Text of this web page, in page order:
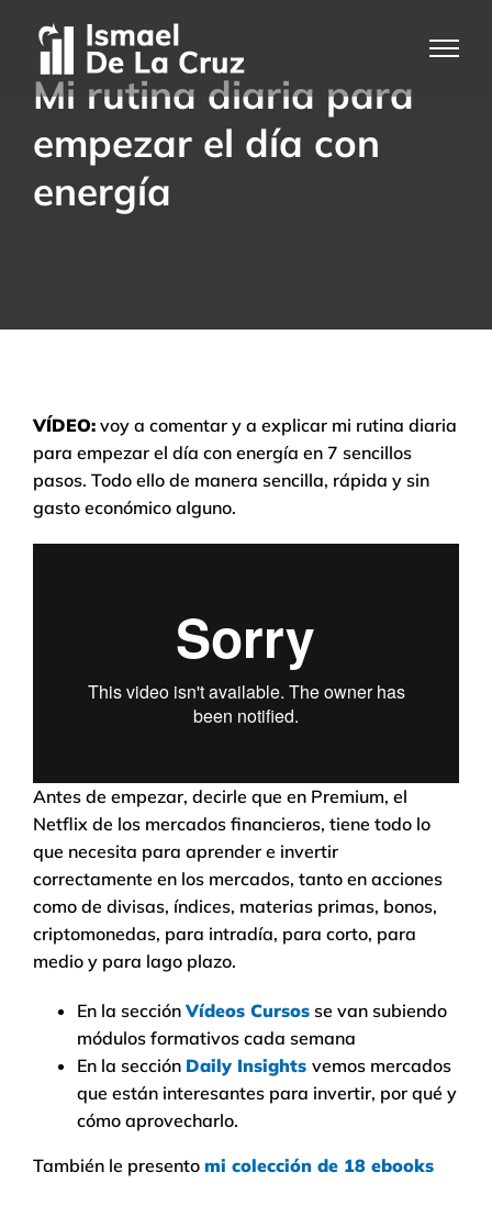
Mi rutina diaria para
empezar el día con
energía
VÍDEO: voy a comentar y a explicar mi rutina diaria
para empezar el día con energía en 7 sencillos
pasos. Todo ello de manera sencilla, rápida y sin
gasto económico alguno.
Antes de empezar, decirle que en Premium, el
Netflix de los mercados financieros, tiene todo lo
que necesita para aprender e invertir
correctamente en los mercados, tanto en acciones
como de divisas, índices, materias primas, bonos,
criptomonedas, para intradía, para corto, para
medio y para lago plazo.
En la sección Vídeos Cursos se van subiendo
módulos formativos cada semana
En la sección Daily Insights vemos mercados
que están interesantes para invertir, por qué y
cómo aprovecharlo.
También le presento mi colección de 18 ebooks